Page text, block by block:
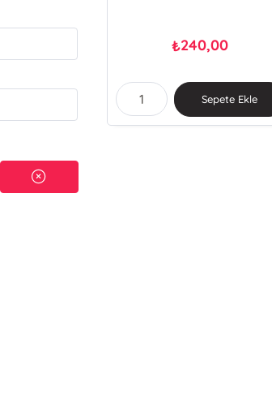
₺240,00
Sepete Ekle